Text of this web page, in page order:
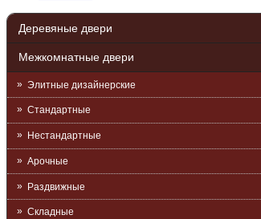
Деревяные двери
Межкомнатные двери
Элитные дизайнерские
Стандартные
Нестандартные
Арочные
Раздвижные
Складные